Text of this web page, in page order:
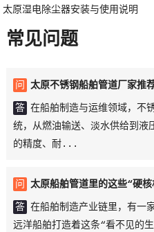
太原湿电除尘器安装与使用说明
常见问题
问 太原不锈钢船舶管道厂家推
答 在船舶制造与运维领域，不
统，从燃油输送、淡水供给到液
的精度、耐...
问 太原船舶管道里的这些“硬核
答 在船舶制造产业链里，有一
远洋船舶打造着这条“看不见的